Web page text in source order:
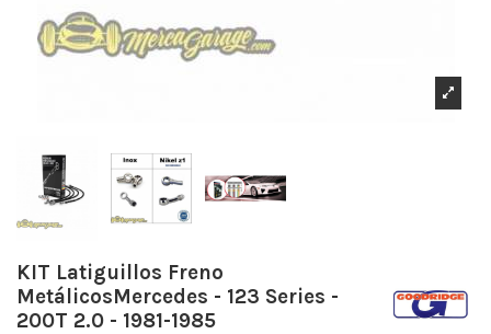
KIT Latiguillos Freno
MetálicosMercedes - 123 Series -
200T 2.0 - 1981-1985